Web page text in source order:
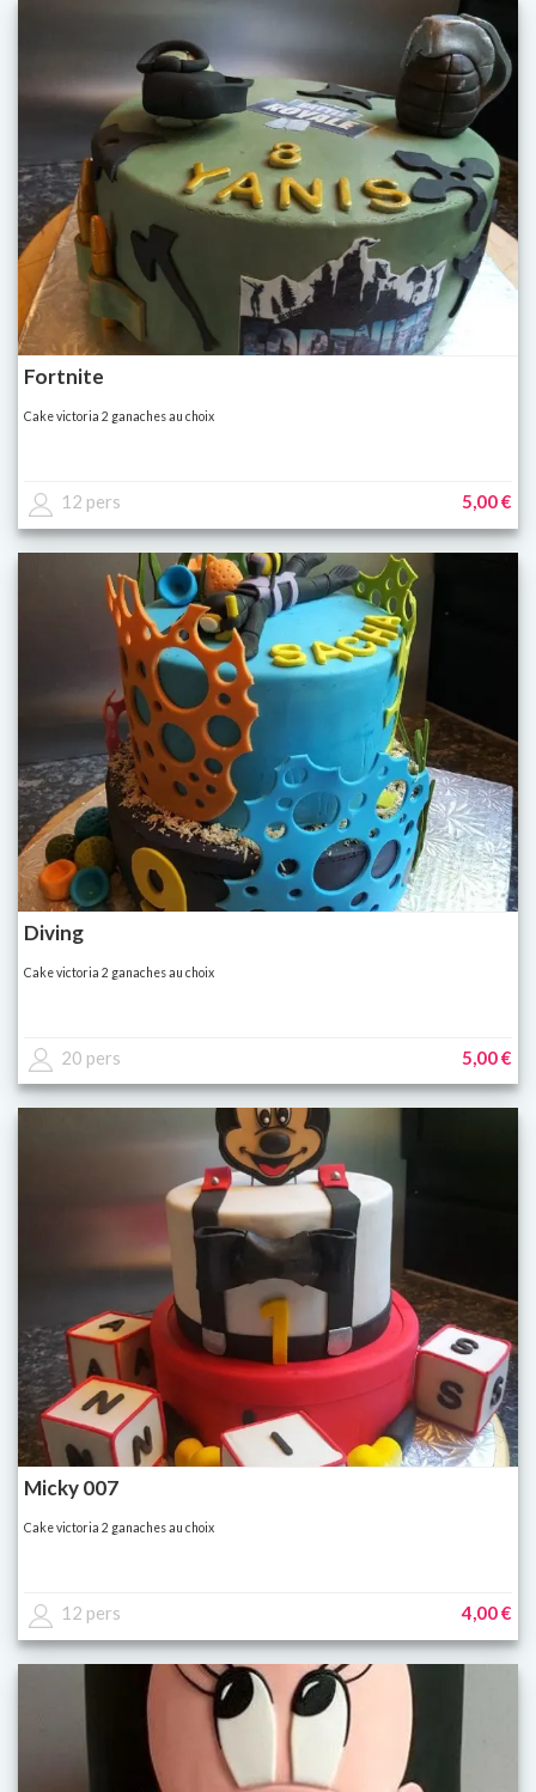
Fortnite
Cake victoria 2 ganaches au choix
12 pers 5,00 €
Diving
Cake victoria 2 ganaches au choix
20 pers 5,00 €
Micky 007
Cake victoria 2 ganaches au choix
12 pers 4,00 €